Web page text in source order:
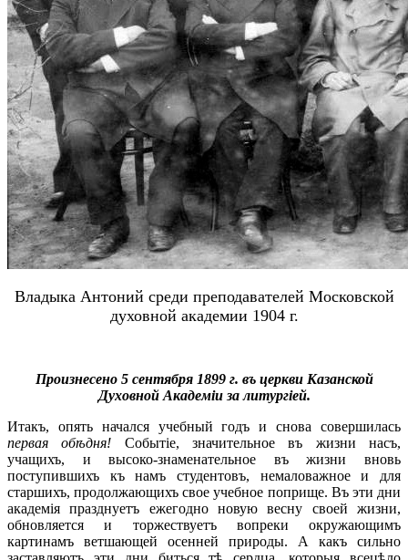
Владыка Антоний среди преподавателей Московской
духовной академии 1904 г.
Произнесено 5 сентября 1899 г. въ церкви Казанской
Духовной Академіи за литургіей.
Итакъ, опять начался учебный годъ и снова совершилась
первая обѣдня! Событіе, значительное въ жизни насъ,
учащихъ, и высоко-знаменательное въ жизни вновь
поступившихъ къ намъ студентовъ, немаловажное и для
старшихъ, продолжающихъ свое учебное поприще. Въ эти дни
академія празднуетъ ежегодно новую весну своей жизни,
обновляется и торжествуетъ вопреки окружающимъ
картинамъ ветшающей осенней природы. А какъ сильно